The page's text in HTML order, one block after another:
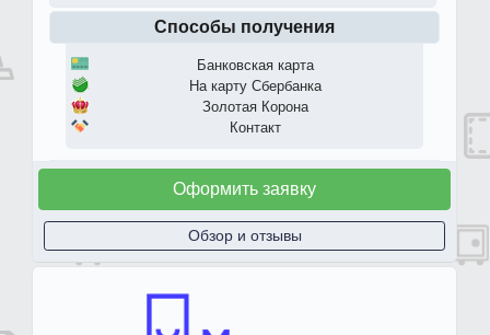
Способы получения
Банковская карта
На карту Сбербанка
Золотая Корона
Контакт
Оформить заявку
Обзор и отзывы